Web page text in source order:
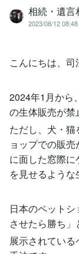
相続・遺言
2023/08/12 08:48
こんにちは、司
2024年1月から
の生体販売が禁
ただし、犬・
ョップでの販
に面した窓際
を見せるような
日本のペット
させたら勝ち」
展示されてい